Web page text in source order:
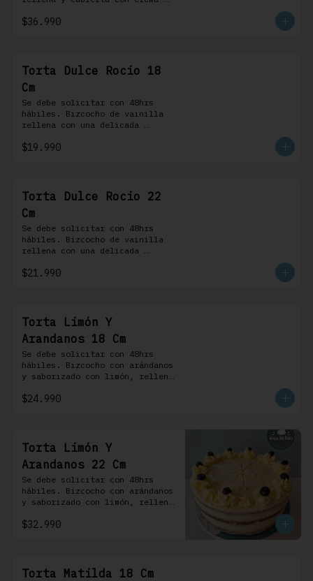
profiteroles.
$36.990
Torta Dulce Rocio 18
Cm
Se debe solicitar con 48hrs
hábiles. Bizcocho de vainilla
rellena con una delicada
de leche cubierta con nuestra
$19.990
Torta Dulce Rocio 22
Cm
Se debe solicitar con 48hrs
hábiles. Bizcocho de vainilla
rellena con una delicada
de leche cubierta con nuestra
$21.990
Torta Limón Y
Arandanos 18 Cm
Se debe solicitar con 48hrs
hábiles. Bizcocho con arándanos
y saborizado con limón, rellena
rojos y cubierta con un
$24.990
Torta Limón Y
Arandanos 22 Cm
Se debe solicitar con 48hrs
hábiles. Bizcocho con arándanos
y saborizado con limón, rellena
rojos y cubierta con un
$32.990
Torta Matilda 18 Cm